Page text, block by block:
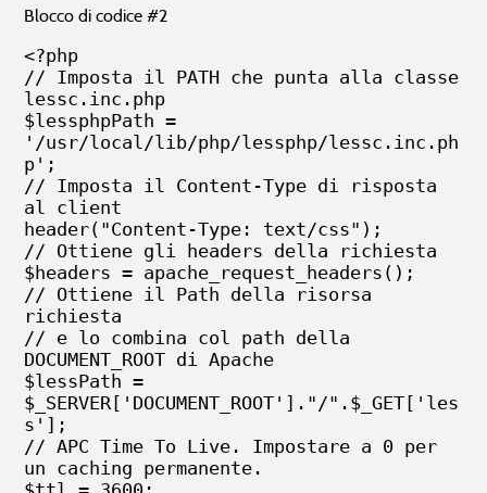
Blocco di codice #2
<?php
// Imposta il PATH che punta alla classe
lessc.inc.php
$lessphpPath =
'/usr/local/lib/php/lessphp/lessc.inc.ph
p';
// Imposta il Content-Type di risposta
al client
header("Content-Type: text/css");
// Ottiene gli headers della richiesta
$headers = apache_request_headers();
// Ottiene il Path della risorsa
richiesta
// e lo combina col path della
DOCUMENT_ROOT di Apache
$lessPath =
$_SERVER['DOCUMENT_ROOT']."/".$_GET['les
s'];
// APC Time To Live. Impostare a 0 per
un caching permanente.